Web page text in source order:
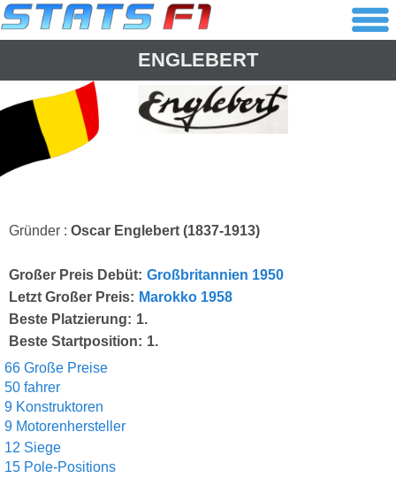
ENGLEBERT
Gründer : Oscar Englebert (1837-1913)
Großer Preis Debüt: Großbritannien 1950
Letzt Großer Preis: Marokko 1958
Beste Platzierung: 1.
Beste Startposition: 1.
66 Große Preise
50 fahrer
9 Konstruktoren
9 Motorenhersteller
12 Siege
15 Pole-Positions